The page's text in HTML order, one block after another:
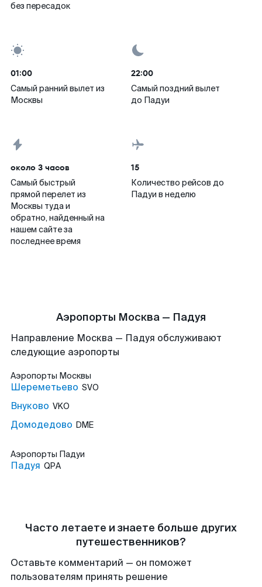
без пересадок
01:00
Самый ранний вылет из
Москвы
22:00
Самый поздний вылет
до Падуи
около 3 часов
Самый быстрый
прямой перелет из
Москвы туда и
обратно, найденный на
нашем сайте за
последнее время
15
Количество рейсов до
Падуи в неделю
Аэропорты Москва — Падуя
Направление Москва — Падуя обслуживают
следующие аэропорты
Аэропорты Москвы
Шереметьево SVO
Внуково VKO
Домодедово DME
Аэропорты Падуи
Падуя QPA
Часто летаете и знаете больше других
путешественников?
Оставьте комментарий — он поможет
пользователям принять решение